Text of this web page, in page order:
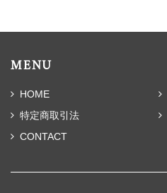
MENU
HOME
特定商取引法
CONTACT